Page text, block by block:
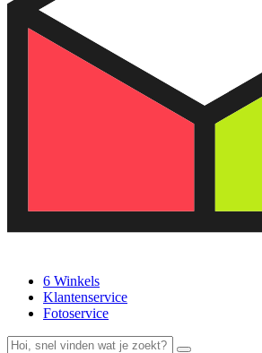
6 Winkels
Klantenservice
Fotoservice